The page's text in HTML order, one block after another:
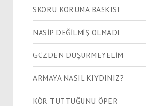
SKORU KORUMA BASKISI
NASİP DEĞİLMİŞ OLMADI
GÖZDEN DÜŞÜRMEYELİM
ARMAYA NASIL KIYDINIZ?
KÖR TUTTUĞUNU ÖPER